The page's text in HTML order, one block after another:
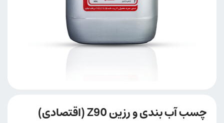
چسب آب بندی و رزین Z90 (اقتصادی)